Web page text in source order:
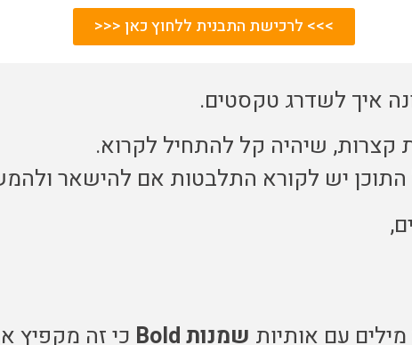
>>> לרכישת התבנית ללחוץ כאן <<<
איך לשדרג טקסטים.
קצרות, שיהיה קל להתחיל לקרוא.
יש לקורא התלבטות אם להישאר
עם אותיות שמנותBold כי זה מקפיץ